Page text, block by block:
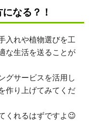
なる？！
入れや植物選びを工
な生活を送ることが
グサービスを活用し
作り上げてみてくだ
くれるはずですよ😉